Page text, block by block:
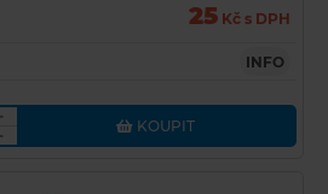
25 Kč s DPH
INFO
KOUPIT